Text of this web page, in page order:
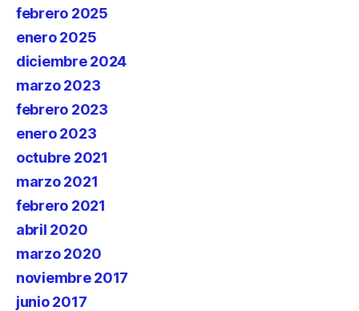
febrero 2025
enero 2025
diciembre 2024
marzo 2023
febrero 2023
enero 2023
octubre 2021
marzo 2021
febrero 2021
abril 2020
marzo 2020
noviembre 2017
junio 2017